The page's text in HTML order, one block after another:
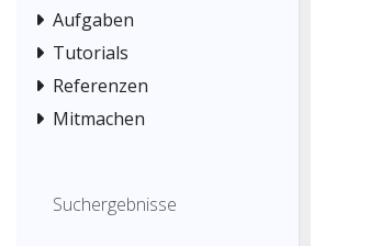
Aufgaben
Tutorials
Referenzen
Mitmachen
Suchergebnisse